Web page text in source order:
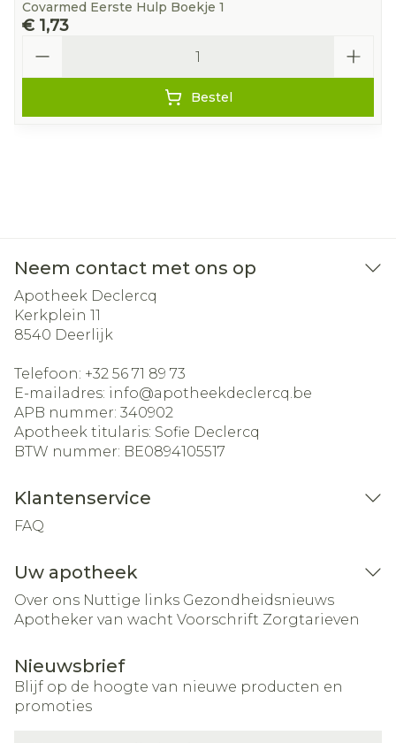
Covarmed Eerste Hulp Boekje 1
€ 1,73
Bestel
Neem contact met ons op
Apotheek Declercq
Kerkplein 11
8540 Deerlijk
Telefoon: +32 56 71 89 73
E-mailadres: info@apotheekdeclercq.be
APB nummer: 340902
Apotheek titularis: Sofie Declercq
BTW nummer: BE0894105517
Klantenservice
FAQ
Uw apotheek
Over ons Nuttige links Gezondheidsnieuws
Apotheker van wacht Voorschrift Zorgtarieven
Nieuwsbrief
Blijf op de hoogte van nieuwe producten en
promoties